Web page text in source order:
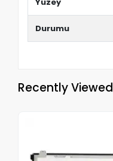
Durumu
Recently Viewed